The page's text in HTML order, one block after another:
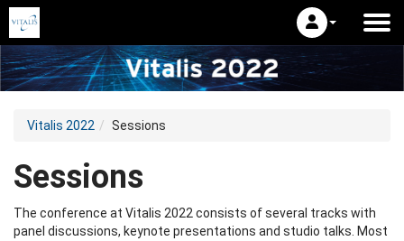
Vitalis 2022 Sessions
Sessions
The conference at Vitalis 2022 consists of several tracks with
panel discussions, keynote presentations and studio talks. Most